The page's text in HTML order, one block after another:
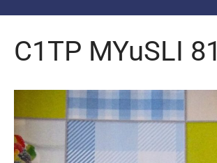
C1TP MYuSLI 81